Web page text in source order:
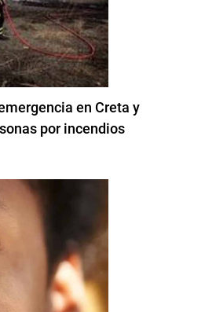
en Creta y
por incendios